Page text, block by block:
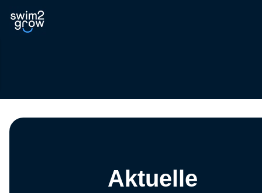
Aktuelle